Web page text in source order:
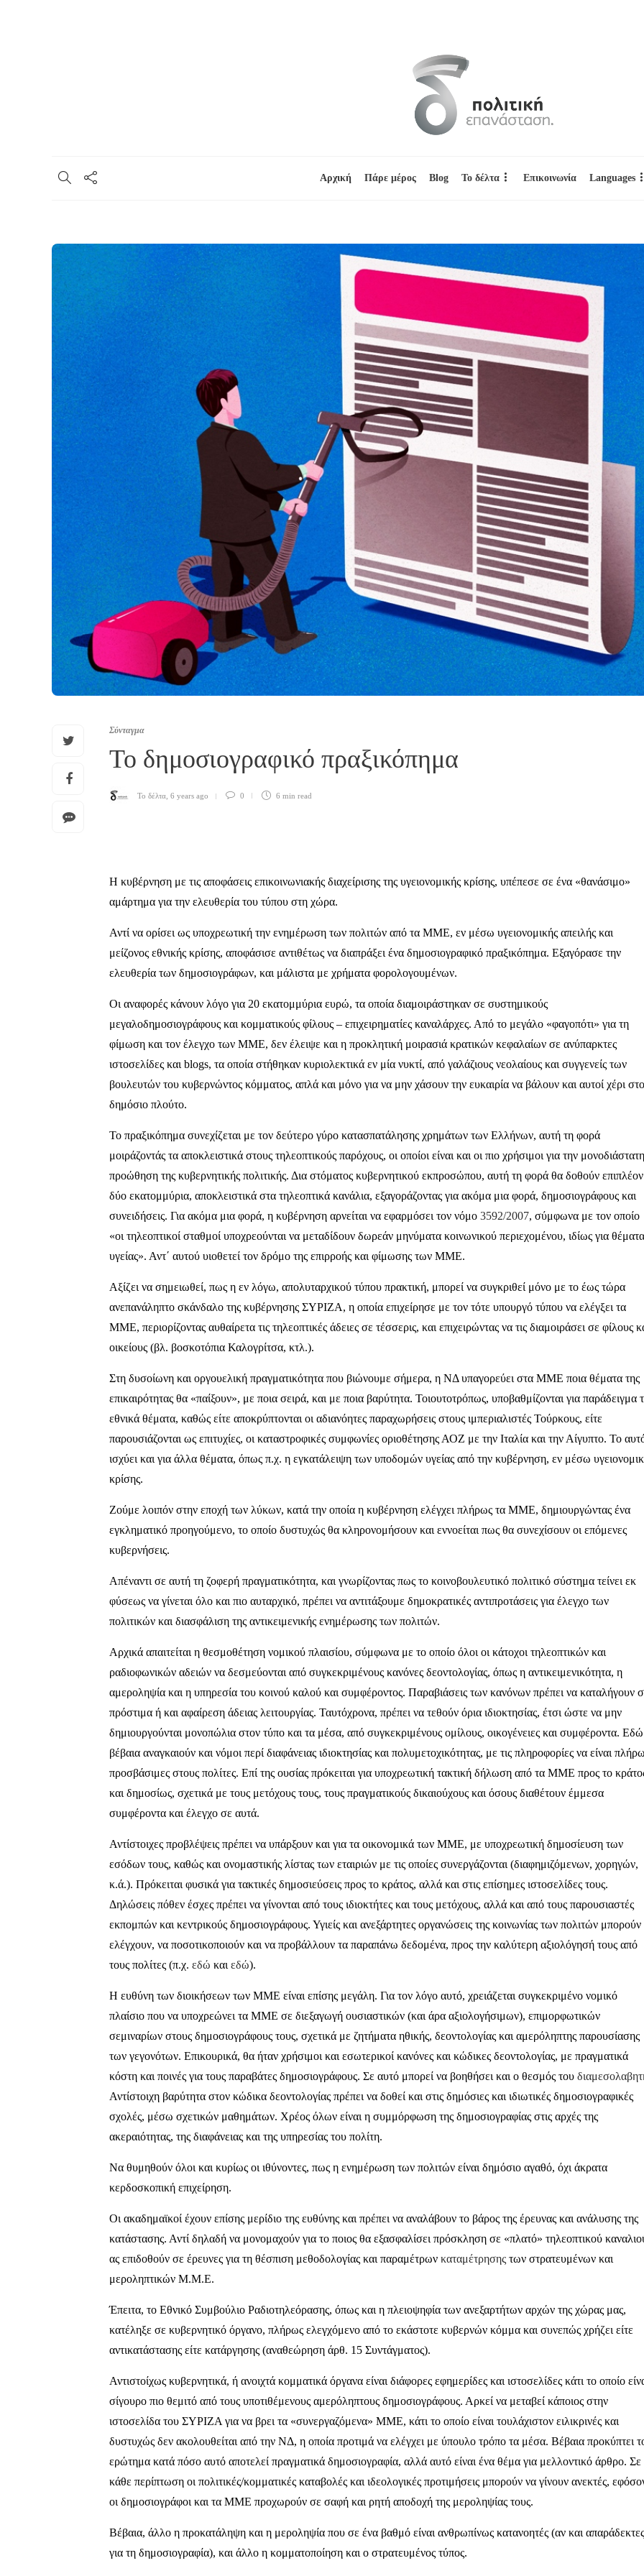
Αρχική Πάρε μέρος Blog Το δέλτα Επικοινωνία Languages
Σύνταγμα
Το δημοσιογραφικό πραξικόπημα
Το δέλτα 6 years ago 0 6 min read
Η κυβέρνηση με τις αποφάσεις επικοινωνιακής διαχείρισης της υγειονομικής κρίσης, υπέπεσε σε ένα «θανάσιμο»
αμάρτημα για την ελευθερία του τύπου στη χώρα.
Αντί να ορίσει ως υποχρεωτική την ενημέρωση των πολιτών από τα ΜΜΕ, εν μέσω υγειονομικής απειλής και
μείζονος εθνικής κρίσης, αποφάσισε αντιθέτως να διαπράξει ένα δημοσιογραφικό πραξικόπημα. Εξαγόρασε την
ελευθερία των δημοσιογράφων, και μάλιστα με χρήματα φορολογουμένων.
Οι αναφορές κάνουν λόγο για 20 εκατομμύρια ευρώ, τα οποία διαμοιράστηκαν σε συστημικούς
μεγαλοδημοσιογράφους και κομματικούς φίλους – επιχειρηματίες καναλάρχες. Από το μεγάλο «φαγοπότι» για τη
φίμωση και τον έλεγχο των ΜΜΕ, δεν έλειψε και η προκλητική μοιρασιά κρατικών κεφαλαίων σε ανύπαρκτες
ιστοσελίδες και blogs, τα οποία στήθηκαν κυριολεκτικά εν μία νυκτί, από γαλάζιους νεολαίους και συγγενείς των
βουλευτών του κυβερνώντος κόμματος, απλά και μόνο για να μην χάσουν την ευκαιρία να βάλουν και αυτοί χέρι
δημόσιο πλούτο.
Το πραξικόπημα συνεχίζεται με τον δεύτερο γύρο κατασπατάλησης χρημάτων των Ελλήνων, αυτή τη φορά
μοιράζοντάς τα αποκλειστικά στους τηλεοπτικούς παρόχους, οι οποίοι είναι και οι πιο χρήσιμοι για την μονοδιάστατη
προώθηση της κυβερνητικής πολιτικής. Δια στόματος κυβερνητικού εκπροσώπου, αυτή τη φορά θα δοθούν επιπλέον
δύο εκατομμύρια, αποκλειστικά στα τηλεοπτικά κανάλια, εξαγοράζοντας για ακόμα μια φορά, δημοσιογράφους και
συνειδήσεις. Για ακόμα μια φορά, η κυβέρνηση αρνείται να εφαρμόσει τον νόμο 3592/2007, σύμφωνα με τον οποίο
«οι τηλεοπτικοί σταθμοί υποχρεούνται να μεταδίδουν δωρεάν μηνύματα κοινωνικού περιεχομένου, ιδίως για θέματα
υγείας». Αντ΄ αυτού υιοθετεί τον δρόμο της επιρροής και φίμωσης των ΜΜΕ.
Αξίζει να σημειωθεί, πως η εν λόγω, απολυταρχικού τύπου πρακτική, μπορεί να συγκριθεί μόνο με το έως τώρα
ανεπανάληπτο σκάνδαλο της κυβέρνησης ΣΥΡΙΖΑ, η οποία επιχείρησε με τον τότε υπουργό τύπου να ελέγξει τα
ΜΜΕ, περιορίζοντας αυθαίρετα τις τηλεοπτικές άδειες σε τέσσερις, και επιχειρώντας να τις διαμοιράσει σε φίλους
οικείους (βλ. βοσκοτόπια Καλογρίτσα, κτλ.).
Στη δυσοίωνη και οργουελική πραγματικότητα που βιώνουμε σήμερα, η ΝΔ υπαγορεύει στα ΜΜΕ ποια θέματα της
επικαιρότητας θα «παίξουν», με ποια σειρά, και με ποια βαρύτητα. Τοιουτοτρόπως, υποβαθμίζονται για παράδειγμα
εθνικά θέματα, καθώς είτε αποκρύπτονται οι αδιανόητες παραχωρήσεις στους ιμπεριαλιστές Τούρκους, είτε
παρουσιάζονται ως επιτυχίες, οι καταστροφικές συμφωνίες οριοθέτησης ΑΟΖ με την Ιταλία και την Αίγυπτο. Το
ισχύει και για άλλα θέματα, όπως π.χ. η εγκατάλειψη των υποδομών υγείας από την κυβέρνηση, εν μέσω
κρίσης.
Ζούμε λοιπόν στην εποχή των λύκων, κατά την οποία η κυβέρνηση ελέγχει πλήρως τα ΜΜΕ, δημιουργώντας ένα
εγκληματικό προηγούμενο, το οποίο δυστυχώς θα κληρονομήσουν και εννοείται πως θα συνεχίσουν οι επόμενες
κυβερνήσεις.
Απέναντι σε αυτή τη ζοφερή πραγματικότητα, και γνωρίζοντας πως το κοινοβουλευτικό πολιτικό σύστημα τείνει εκ
φύσεως να γίνεται όλο και πιο αυταρχικό, πρέπει να αντιτάξουμε δημοκρατικές αντιπροτάσεις για έλεγχο των
πολιτικών και διασφάλιση της αντικειμενικής ενημέρωσης των πολιτών.
Αρχικά απαιτείται η θεσμοθέτηση νομικού πλαισίου, σύμφωνα με το οποίο όλοι οι κάτοχοι τηλεοπτικών και
ραδιοφωνικών αδειών να δεσμεύονται από συγκεκριμένους κανόνες δεοντολογίας, όπως η αντικειμενικότητα, η
αμεροληψία και η υπηρεσία του κοινού καλού και συμφέροντος. Παραβιάσεις των κανόνων πρέπει να καταλήγουν
πρόστιμα ή και αφαίρεση άδειας λειτουργίας. Ταυτόχρονα, πρέπει να τεθούν όρια ιδιοκτησίας, έτσι ώστε να μην
δημιουργούνται μονοπώλια στον τύπο και τα μέσα, από συγκεκριμένους ομίλους, οικογένειες και συμφέροντα. Εδώ
βέβαια αναγκαιούν και νόμοι περί διαφάνειας ιδιοκτησίας και πολυμετοχικότητας, με τις πληροφορίες να είναι
προσβάσιμες στους πολίτες. Επί της ουσίας πρόκειται για υποχρεωτική τακτική δήλωση από τα ΜΜΕ προς το
και δημοσίως, σχετικά με τους μετόχους τους, τους πραγματικούς δικαιούχους και όσους διαθέτουν έμμεσα
συμφέροντα και έλεγχο σε αυτά.
Αντίστοιχες προβλέψεις πρέπει να υπάρξουν και για τα οικονομικά των ΜΜΕ, με υποχρεωτική δημοσίευση των
εσόδων τους, καθώς και ονομαστικής λίστας των εταιριών με τις οποίες συνεργάζονται (διαφημιζόμενων, χορηγών,
κ.ά.). Πρόκειται φυσικά για τακτικές δημοσιεύσεις προς το κράτος, αλλά και στις επίσημες ιστοσελίδες τους.
Δηλώσεις πόθεν έσχες πρέπει να γίνονται από τους ιδιοκτήτες και τους μετόχους, αλλά και από τους παρουσιαστές
εκπομπών και κεντρικούς δημοσιογράφους. Υγιείς και ανεξάρτητες οργανώσεις της κοινωνίας των πολιτών μπορούν
ελέγχουν, να ποσοτικοποιούν και να προβάλλουν τα παραπάνω δεδομένα, προς την καλύτερη αξιολόγησή τους από
τους πολίτες (π.χ. εδώ και εδώ).
Η ευθύνη των διοικήσεων των ΜΜΕ είναι επίσης μεγάλη. Για τον λόγο αυτό, χρειάζεται συγκεκριμένο νομικό
πλαίσιο που να υποχρεώνει τα ΜΜΕ σε διεξαγωγή ουσιαστικών (και άρα αξιολογήσιμων), επιμορφωτικών
σεμιναρίων στους δημοσιογράφους τους, σχετικά με ζητήματα ηθικής, δεοντολογίας και αμερόληπτης παρουσίασης
των γεγονότων. Επικουρικά, θα ήταν χρήσιμοι και εσωτερικοί κανόνες και κώδικες δεοντολογίας, με πραγματικά
κόστη και ποινές για τους παραβάτες δημοσιογράφους. Σε αυτό μπορεί να βοηθήσει και ο θεσμός του
Αντίστοιχη βαρύτητα στον κώδικα δεοντολογίας πρέπει να δοθεί και στις δημόσιες και ιδιωτικές δημοσιογραφικές
σχολές, μέσω σχετικών μαθημάτων. Χρέος όλων είναι η συμμόρφωση της δημοσιογραφίας στις αρχές της
ακεραιότητας, της διαφάνειας και της υπηρεσίας του πολίτη.
Να θυμηθούν όλοι και κυρίως οι ιθύνοντες, πως η ενημέρωση των πολιτών είναι δημόσιο αγαθό, όχι άκρατα
κερδοσκοπική επιχείρηση.
Οι ακαδημαϊκοί έχουν επίσης μερίδιο της ευθύνης και πρέπει να αναλάβουν το βάρος της έρευνας και ανάλυσης της
κατάστασης. Αντί δηλαδή να μονομαχούν για το ποιος θα εξασφαλίσει πρόσκληση σε «πλατό» τηλεοπτικού
ας επιδοθούν σε έρευνες για τη θέσπιση μεθοδολογίας και παραμέτρων καταμέτρησης των στρατευμένων και
μεροληπτικών Μ.Μ.Ε.
Έπειτα, το Εθνικό Συμβούλιο Ραδιοτηλεόρασης, όπως και η πλειοψηφία των ανεξαρτήτων αρχών της χώρας μας,
κατέληξε σε κυβερνητικό όργανο, πλήρως ελεγχόμενο από το εκάστοτε κυβερνών κόμμα και συνεπώς χρήζει είτε
αντικατάστασης είτε κατάργησης (αναθεώρηση άρθ. 15 Συντάγματος).
Αντιστοίχως κυβερνητικά, ή ανοιχτά κομματικά όργανα είναι διάφορες εφημερίδες και ιστοσελίδες κάτι το οποίο
σίγουρο πιο θεμιτό από τους υποτιθέμενους αμερόληπτους δημοσιογράφους. Αρκεί να μεταβεί κάποιος στην
ιστοσελίδα του ΣΥΡΙΖΑ για να βρει τα «συνεργαζόμενα» ΜΜΕ, κάτι το οποίο είναι τουλάχιστον ειλικρινές και
δυστυχώς δεν ακολουθείται από την ΝΔ, η οποία προτιμά να ελέγχει με ύπουλο τρόπο τα μέσα. Βέβαια προκύπτει
ερώτημα κατά πόσο αυτό αποτελεί πραγματικά δημοσιογραφία, αλλά αυτό είναι ένα θέμα για μελλοντικό άρθρο. Σε
κάθε περίπτωση οι πολιτικές/κομματικές καταβολές και ιδεολογικές προτιμήσεις μπορούν να γίνουν ανεκτές,
οι δημοσιογράφοι και τα ΜΜΕ προχωρούν σε σαφή και ρητή αποδοχή της μεροληψίας τους.
Βέβαια, άλλο η προκατάληψη και η μεροληψία που σε ένα βαθμό είναι ανθρωπίνως κατανοητές (αν και απαράδεκτες
για τη δημοσιογραφία), και άλλο η κομματοποίηση και ο στρατευμένος τύπος.